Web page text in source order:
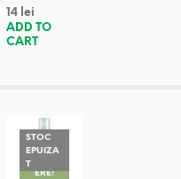
14 lei
ADD TO
CART
STOC
EPUIZA
TREDUC
ERE!